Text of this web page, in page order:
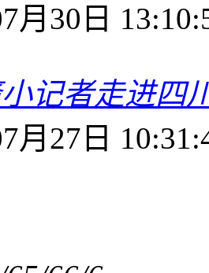
月30日
记者走进四
月27日